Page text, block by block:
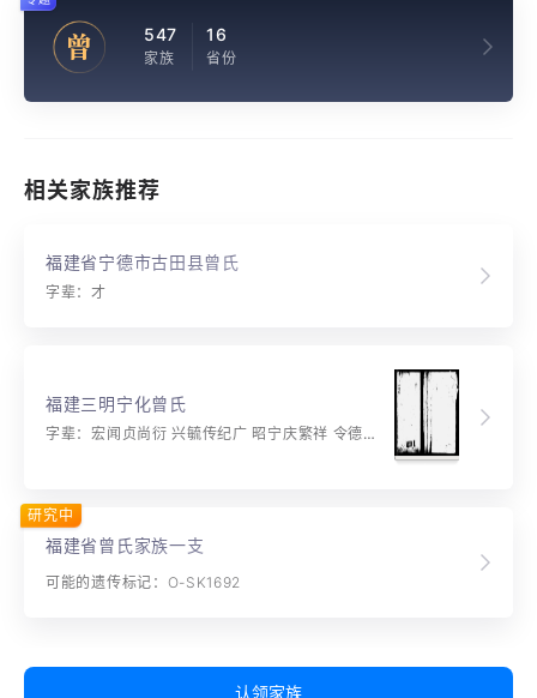
曾 547
家族
16
省份
相关家族推荐
福建省宁德市古田县曾氏
字辈：才
福建三明宁化曾氏
字辈：宏闻贞尚衍 兴毓传纪广 昭宁庆繁祥 令德维垂佑 钦绍念显扬
福建省曾氏家族一支
可能的遗传标记：O-SK1692
研究中
认领家族